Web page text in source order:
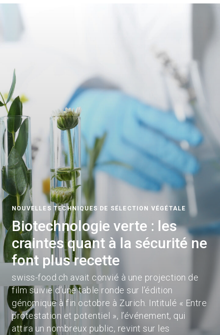
NOUVELLES TECHNIQUES DE SÉLECTION VÉGÉTALE
Biotechnologie verte : les
craintes quant à la sécurité ne
font plus recette
swiss-food.ch avait convié à une projection de
film suivie d’une table ronde sur l’édition
génomique à fin octobre à Zurich. Intitulé « Entre
protestation et potentiel », l’événement, qui
attira un nombreux public, revint sur les